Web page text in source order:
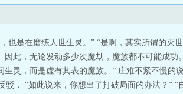
任，众人自愿化为夜明的“资粮”。夜明如愿成为了
终于结束...... 修魔有道
也是在磨练人世生灵。” “是啊，其实所谓的灭
此，无论发动多少次魔劫，魔族都不可能成功
灵，而是虚有其表的魔族。” 庄难不紧不慢的
， “如此说来，你想出了打破局面的办法？”